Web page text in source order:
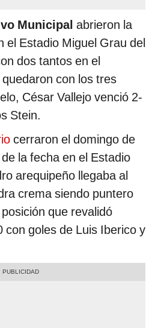
Municipal abrieron la
el Estadio Miguel Grau del
dos tantos en el
con los tres
César Vallejo venció 2-
Stein.
cerraron el domingo de
la fecha en el Estadio
arequipeño llegaba al
crema siendo puntero
que revalidó
con goles de Luis Iberico y